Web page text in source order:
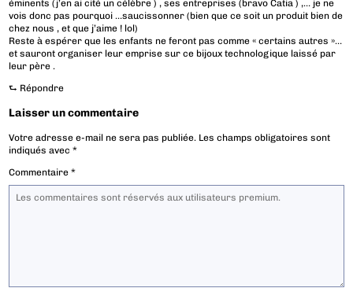
éminents (j’en ai cité un célèbre ) , ses entreprises (bravo Catia ) ,… je ne
vois donc pas pourquoi …saucissonner (bien que ce soit un produit bien de
chez nous , et que j’aime ! lol)
Reste à espérer que les enfants ne feront pas comme « certains autres »…
et sauront organiser leur emprise sur ce bijoux technologique laissé par
leur père .
⮑ Répondre
Laisser un commentaire
Votre adresse e-mail ne sera pas publiée. Les champs obligatoires sont
indiqués avec*
Commentaire*